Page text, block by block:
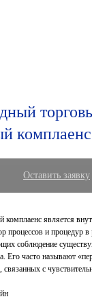
комплаенс
Оставить заявку
комплаенс является
процессов и процедур
соблюдение
Его часто называют
связанных с